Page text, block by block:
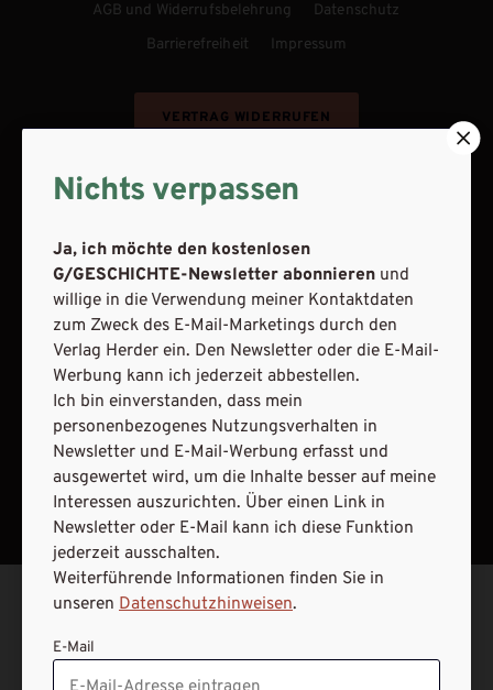
AGB und Widerrufsbelehrung
Datenschutz
Barrierefreiheit
Impressum
VERTRAG WIDERRUFEN
NACH OBEN
Nichts verpassen
Ja, ich möchte den kostenlosen
G/GESCHICHTE-Newsletter abonnieren und
willige in die Verwendung meiner Kontaktdaten
zum Zweck des E-Mail-Marketings durch den
Verlag Herder ein. Den Newsletter oder die E-Mail-
Werbung kann ich jederzeit abbestellen.
Ich bin einverstanden, dass mein
personenbezogenes Nutzungsverhalten in
Newsletter und E-Mail-Werbung erfasst und
ausgewertet wird, um die Inhalte besser auf meine
Interessen auszurichten. Über einen Link in
Newsletter oder E-Mail kann ich diese Funktion
jederzeit ausschalten.
Weiterführende Informationen finden Sie in
unseren Datenschutzhinweisen.
E-Mail